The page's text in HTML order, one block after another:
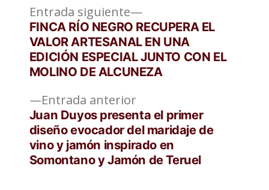
Navegación
de
entradas
Entrada anteriorEntrada
anterior:
Juan Duyos presenta el primer
diseño evocador del maridaje de
vino y jamón inspirado en
Somontano y Jamón de Teruel
Entrada siguiente
Entrada
siguiente:
FINCA RÍO NEGRO RECUPERA EL
VALOR ARTESANAL EN UNA
EDICIÓN ESPECIAL JUNTO CON EL
MOLINO DE ALCUNEZA